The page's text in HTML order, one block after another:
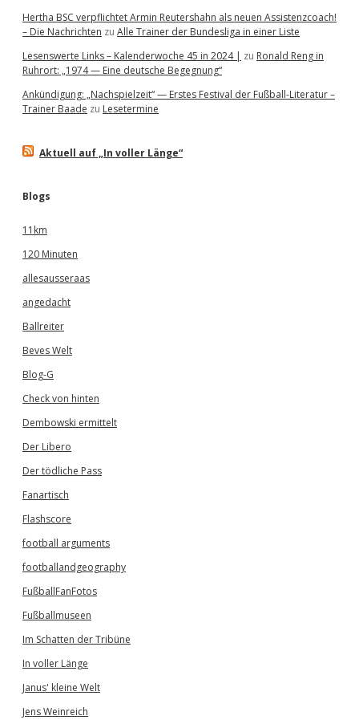
Hertha BSC verpflichtet Armin Reutershahn als neuen Assistenzcoach!
– Die Nachrichten zu Alle Trainer der Bundesliga in einer Liste
Lesenswerte Links – Kalenderwoche 45 in 2024 | zu Ronald Reng in
Ruhrort: „1974 — Eine deutsche Begegnung“
Ankündigung: „Nachspielzeit“ — Erstes Festival der Fußball-Literatur –
Trainer Baade zu Lesetermine
Aktuell auf „In voller Länge“
Blogs
11km
120 Minuten
allesausseraas
angedacht
Ballreiter
Beves Welt
Blog-G
Check von hinten
Dembowski ermittelt
Der Libero
Der tödliche Pass
Fanartisch
Flashscore
football arguments
footballandgeography
FußballFanFotos
Fußballmuseen
Im Schatten der Tribüne
In voller Länge
Janus' kleine Welt
Jens Weinreich